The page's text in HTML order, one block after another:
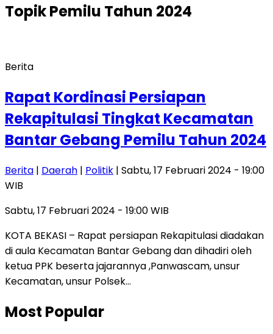
TopikPemilu Tahun 2024
Berita
Rapat Kordinasi Persiapan
Rekapitulasi Tingkat Kecamatan
Bantar Gebang Pemilu Tahun 2024
Berita | Daerah | Politik | Sabtu, 17 Februari 2024 - 19:00
WIB
Sabtu, 17 Februari 2024 - 19:00 WIB
KOTA BEKASI – Rapat persiapan Rekapitulasi diadakan
di aula Kecamatan Bantar Gebang dan dihadiri oleh
ketua PPK beserta jajarannya ,Panwascam, unsur
Kecamatan, unsur Polsek…
Most Popular